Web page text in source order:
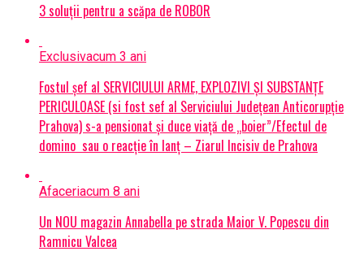
3 soluții pentru a scăpa de ROBOR
Exclusivacum 3 ani
Fostul șef al SERVICIULUI ARME, EXPLOZIVI ŞI SUBSTANŢE
PERICULOASE (si fost sef al Serviciului Judeţean Anticorupţie
Prahova) s-a pensionat și duce viață de „boier”/Efectul de
domino sau o reacție în lanț – Ziarul Incisiv de Prahova
Afaceriacum 8 ani
Un NOU magazin Annabella pe strada Maior V. Popescu din
Ramnicu Valcea